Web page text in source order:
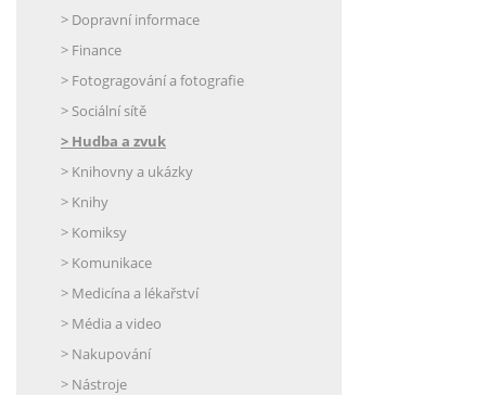
> Dopravní informace
> Finance
> Fotogragování a fotografie
> Sociální sítě
> Hudba a zvuk
> Knihovny a ukázky
> Knihy
> Komiksy
> Komunikace
> Medicína a lékařství
> Média a video
> Nakupování
> Nástroje